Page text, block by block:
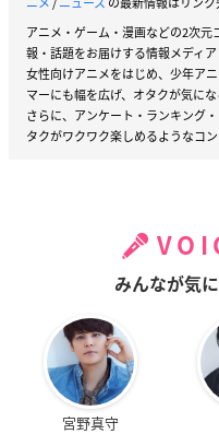
アニメ・ゲーム・漫画などの2次
報・話題をお届けする情報メディア
女性向けアニメをはじめ、少年ア
マーにも幅を広げ、オタクが気に
さらに、アンケート・ランキング
タクがワクワク楽しめるようなコ
みんなが気
宮野真守